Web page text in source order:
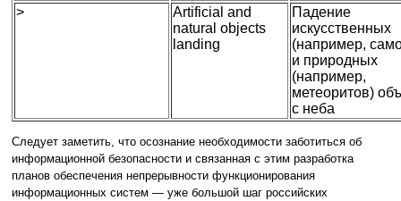
>
Artificial and
natural objects
landing
Падение
искуcственных
(например,
и природных
(например,
метеоритов)
с неба
Следует заметить, что осознание необходимости заботиться об
информационной безопасности и связанная с этим разработка
планов обеспечения непрерывности функционирования
информационных систем — уже большой шаг российских